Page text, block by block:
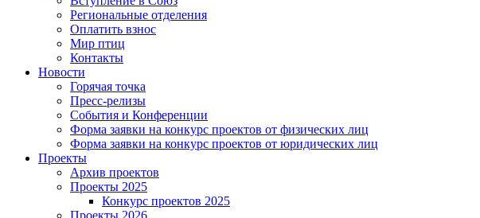
Региональные отделения
Оплатить взнос
Мир птиц
Контакты
Новости
Горячая точка
Пресс-релизы
События и Конференции
Форма заявки на конкурс проектов от физических лиц
Форма заявки на конкурс проектов от юридических лиц
Проекты
Архив проектов
Проекты 2025
Конкурс проектов 2025
Проекты 2026